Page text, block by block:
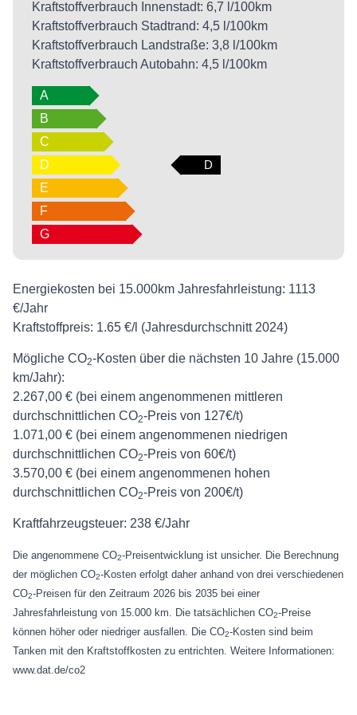
Kraftstoffverbrauch Innenstadt: 6,7 l/100km
Kraftstoffverbrauch Stadtrand: 4,5 l/100km
Kraftstoffverbrauch Landstraße: 3,8 l/100km
Kraftstoffverbrauch Autobahn: 4,5 l/100km
A
B
C
D
D
E
F
G
Energiekosten bei 15.000km Jahresfahrleistung: 1113
€/Jahr
Kraftstoffpreis: 1.65 €/l (Jahresdurchschnitt 2024)
Mögliche CO2-Kosten über die nächsten 10 Jahre (15.000
km/Jahr):
2.267,00 € (bei einem angenommenen mittleren
durchschnittlichen CO2-Preis von 127€/t)
1.071,00 € (bei einem angenommenen niedrigen
durchschnittlichen CO2-Preis von 60€/t)
3.570,00 € (bei einem angenommenen hohen
durchschnittlichen CO2-Preis von 200€/t)
Kraftfahrzeugsteuer: 238 €/Jahr
Die angenommene CO2-Preisentwicklung ist unsicher. Die Berechnung
der möglichen CO2-Kosten erfolgt daher anhand von drei verschiedenen
CO2-Preisen für den Zeitraum 2026 bis 2035 bei einer
Jahresfahrleistung von 15.000 km. Die tatsächlichen CO2-Preise
können höher oder niedriger ausfallen. Die CO2-Kosten sind beim
Tanken mit den Kraftstoffkosten zu entrichten. Weitere Informationen:
www.dat.de/co2